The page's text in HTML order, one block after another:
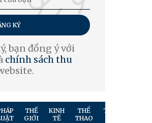
KÝ
bạn đồng ý với
chính sách thu
THẾ
GIỚI
KINH
TẾ
THỂ
THAO
TRUYỀN